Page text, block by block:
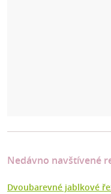
Nedávno navštívené
Dvoubarevné jablkové